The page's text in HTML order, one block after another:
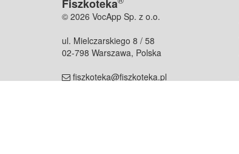
Fiszkoteka
© 2026 VocApp Sp. z o.o.
ul. Mielczarskiego 8 / 58
02-798 Warszawa, Polska
fiszkoteka@fiszkoteka.pl